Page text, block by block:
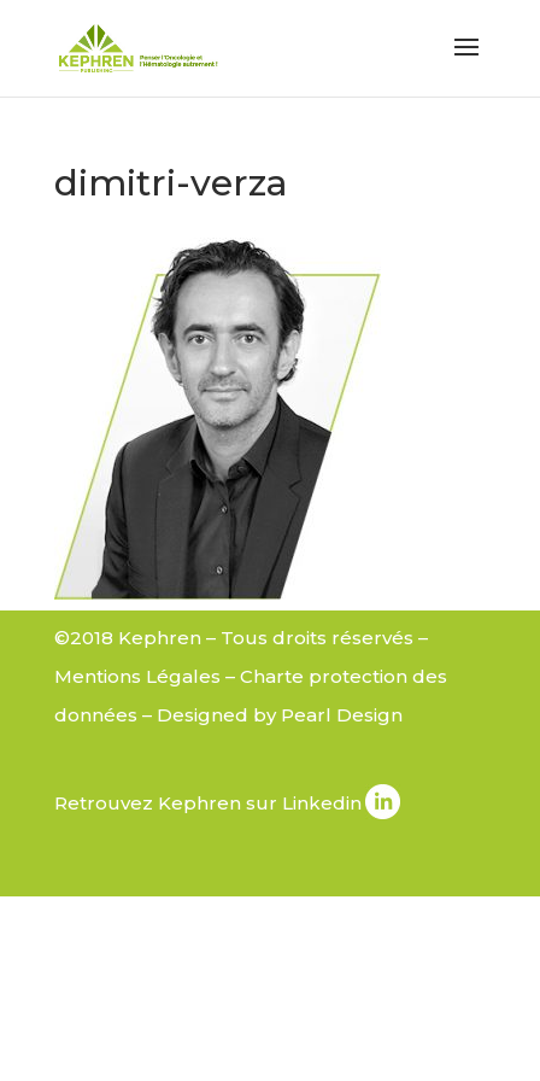
dimitri-verza
©2018 Kephren – Tous droits réservés –
Mentions Légales – Charte protection des
données – Designed by Pearl Design
Retrouvez Kephren sur Linkedin